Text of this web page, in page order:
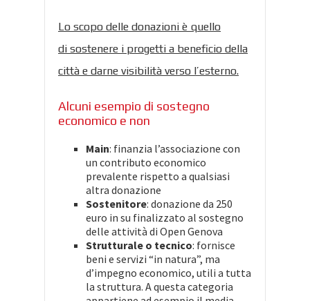
Lo scopo delle donazioni è quello
di sostenere i progetti a beneficio della
città e darne visibilità verso l’esterno.
Alcuni esempio di sostegno
economico e non
Main: finanzia l’associazione con
un contributo economico
prevalente rispetto a qualsiasi
altra donazione
Sostenitore: donazione da 250
euro in su finalizzato al sostegno
delle attività di Open Genova
Strutturale o tecnico: fornisce
beni e servizi “in natura”, ma
d’impegno economico, utili a tutta
la struttura. A questa categoria